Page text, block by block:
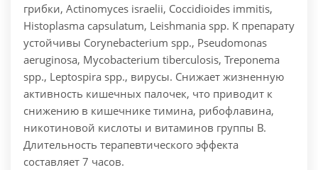
грибки, Actinomyces israelii, Coccidioides immitis,
Histoplasma capsulatum, Leishmania spp. К препарату
устойчивы Corynebacterium spp., Pseudomonas
aeruginosa, Mycobacterium tiberculosis, Treponema
spp., Leptospira spp., вирусы. Снижает жизненную
активность кишечных палочек, что приводит к
снижению в кишечнике тимина, рибофлавина,
никотиновой кислоты и витаминов группы В.
Длительность терапевтического эффекта
составляет 7 часов.